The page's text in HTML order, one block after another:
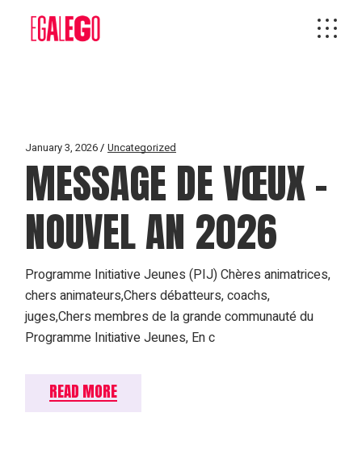
content
January 3, 2026 Uncategorized
MESSAGE DE VŒUX –
NOUVEL AN 2026
Programme Initiative Jeunes (PIJ) Chères animatrices,
chers animateurs,Chers débatteurs, coachs,
juges,Chers membres de la grande communauté du
Programme Initiative Jeunes, En c
READ MORE